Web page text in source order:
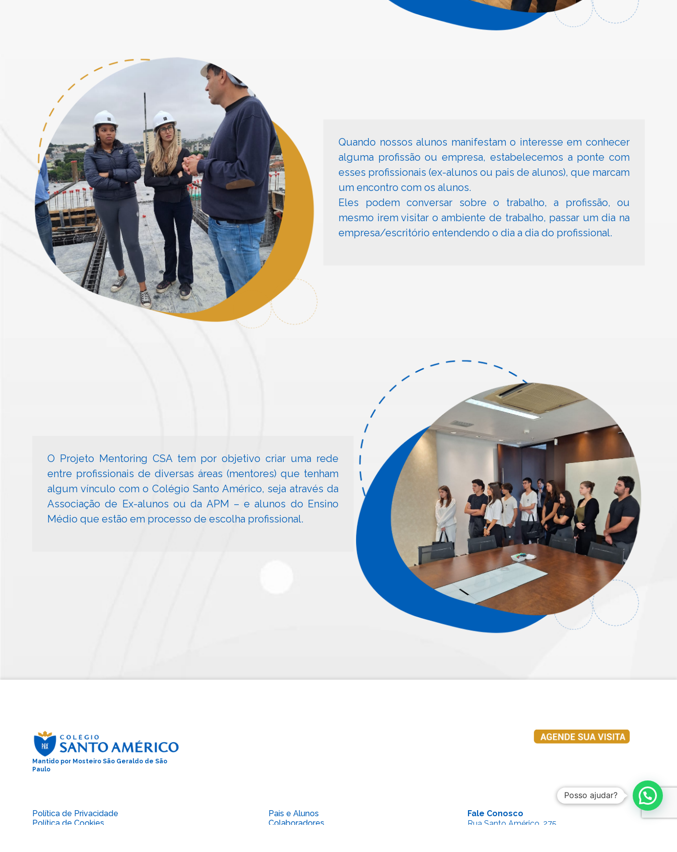
Quando nossos alunos manifestam o interesse em conhecer
alguma profissão ou empresa, estabelecemos a ponte com
esses profissionais (ex-alunos ou pais de alunos), que marcam
um encontro com os alunos.
Eles podem conversar sobre o trabalho, a profissão, ou
mesmo irem visitar o ambiente de trabalho, passar um dia na
empresa/escritório entendendo o dia a dia do profissional.
O Projeto Mentoring CSA tem por objetivo criar uma rede
entre profissionais de diversas áreas (mentores) que tenham
algum vínculo com o Colégio Santo Américo, seja através da
Associação de Ex-alunos ou da APM – e alunos do Ensino
Médio que estão em processo de escolha profissional.
Mantido por Mosteiro São Geraldo de São
Paulo
Política de Privacidade
Política de Cookies
Pais e Alunos
Colaboradores
Fale Conosco
Rua Santo Américo, 275
Posso ajudar?